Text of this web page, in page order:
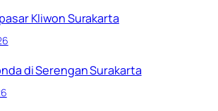
Kliwon Surakarta
di Serengan Surakarta